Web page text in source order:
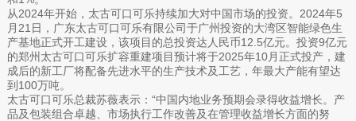
从2024年开始，太古可口可乐持续加大对中国市场的投资。2024年5
月21日，广东太古可口可乐有限公司于广州投资的大湾区智能绿色生
产基地正式开工建设，该项目的总投资达人民币12.5亿元。投资9亿元
的郑州太古可口可乐扩容重建项目预计将于2025年10月正式投产，建
成后的新工厂将配备先进水平的生产技术及工艺，年最大产能有望达
到100万吨。
太古可口可乐总裁苏薇表示：“中国内地业务预期会录得收益增长。产
品及包装组合卓越、市场执行工作改善及在管理收益增长方面的努